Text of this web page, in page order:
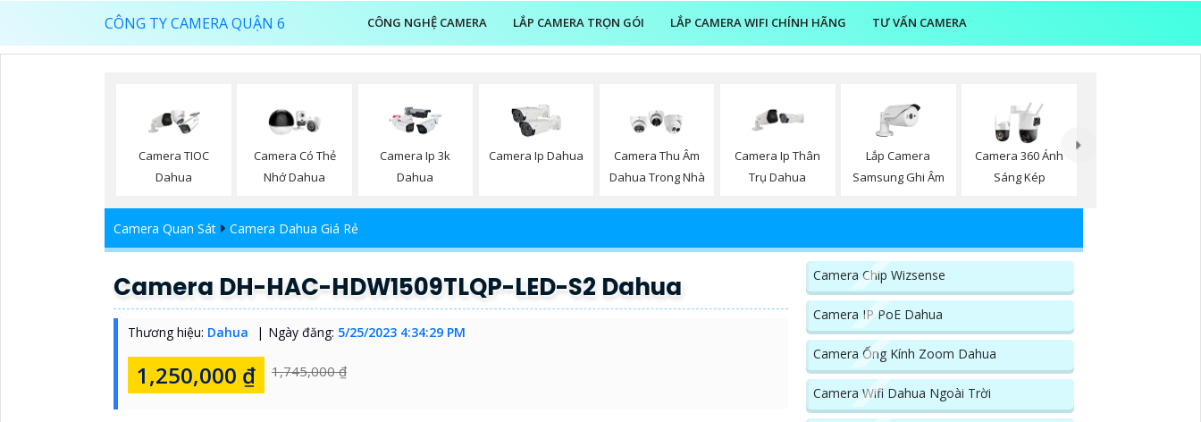
CÔNG TY CAMERA QUẬN 6 CÔNG NGHỆ CAMERA LẮP CAMERA TRỌN GÓI LẮP CAMERA WIFI CHÍNH HÃNG TƯ VẤN CAMERA
Camera TIOC
Dahua
Camera Có Thẻ
Nhớ Dahua
Camera Ip 3k
Dahua
Camera Ip Dahua
Camera Thu Âm
Dahua Trong Nhà
Camera Ip Thân
Trụ Dahua
Lắp Camera
Samsung Ghi Âm
Camera 360 Ánh
Sáng Kép
Camera Quan Sát Camera Dahua Giá Rẻ
Camera DH-HAC-HDW1509TLQP-LED-S2 Dahua
Thương hiệu: Dahua Ngày đăng: 5/25/2023 4:34:29 PM
1,250,000 ₫ 1,745,000 ₫
Camera Chip Wizsense
Camera IP PoE Dahua
Camera Ống Kính Zoom Dahua
Camera Wifi Dahua Ngoài Trời